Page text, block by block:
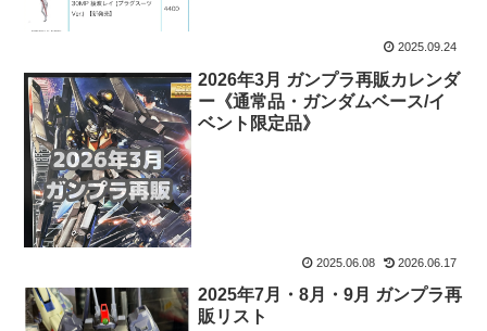
2025.09.24
2026年3月 ガンプラ再販カレンダ
ー《通常品・ガンダムベース/イ
ベント限定品》
2025.06.08 2026.06.17
2025年7月・8月・9月 ガンプラ再
販リスト